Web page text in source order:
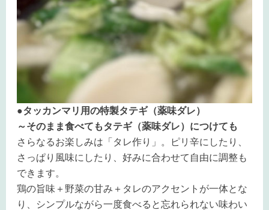
●タッカンマリ用の特製タテギ（薬味ダレ）
～そのまま食べてもタテギ（薬味ダレ）につけても
さらなるお楽しみは「タレ作り」。ピリ辛にしたり、
さっぱり風味にしたり、好みに合わせて自由に調整も
できます。
鶏の旨味＋野菜の甘み＋タレのアクセントが一体とな
り、シンプルながら一度食べると忘れられない味わい